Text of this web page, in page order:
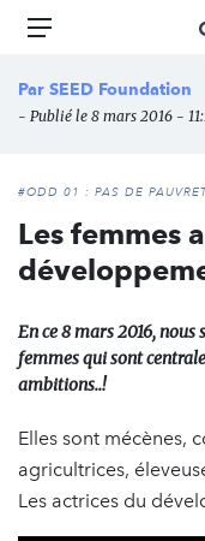
Aller
principal
Menu
Par SEED Foundation
- Publié le 8 mars 2016 -
#ODD 01 : PAS DE
Les femmes
En ce 8 mars 2016,
femmes qui sont
ambitions..!
Elles sont mécènes,
agricultrices,
Les actrices du